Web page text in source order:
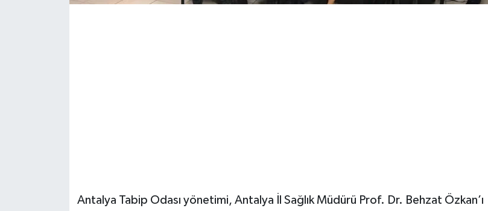
Antalya Tabip Odası yönetimi, Antalya İl Sağlık Müdürü Prof. Dr. Behzat Özkan’ı